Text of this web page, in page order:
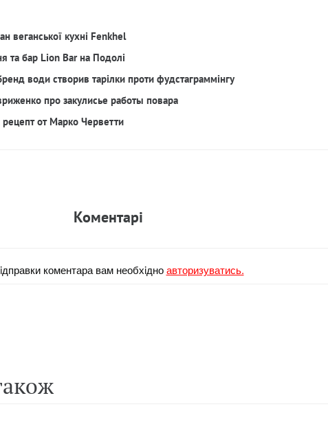
веганської кухні Fenkhel
та бар Lion Bar на Подолі
води створив тарілки проти фудстаграммінгу
про закулисье работы повара
от Марко Черветти
Коментарi
коментара вам необхiдноавторизуватись.